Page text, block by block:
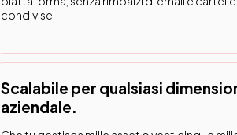
condivise.
Scalabile per qualsiasi
aziendale.